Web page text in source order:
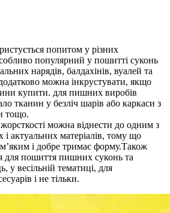
попитом у різних
популярний у пошитті суконь
нарядів, балдахінів, вуалей та
додатково можна інкрустувати, якщо
купити. для пишних виробів
тканин у безліч шарів або каркаси з
тощо.
можна віднести до одним з
актуальних матеріалів, тому що
і добре тримає форму.Також
для пошиття пишних суконь та
у весільній тематиці, для
і не тільки.